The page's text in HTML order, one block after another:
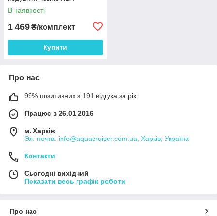
В наявності
1 469 ₴/комплект
Купити
Про нас
99% позитивних з 191 відгука за рік
Працює з 26.01.2016
м. Харків
Эл. почта: info@aquacruiser.com.ua, Харків, Україна
Контакти
Сьогодні вихідний
Показати весь графік роботи
Про нас